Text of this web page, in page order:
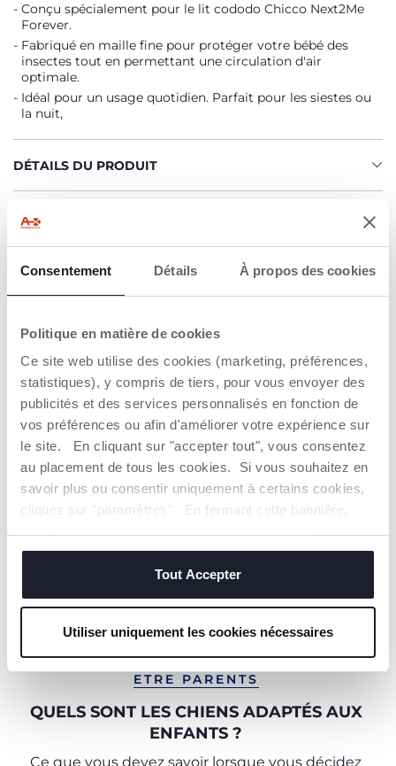
Consentement Détails À propos des cookies
Politique en matière de cookies
Ce site web utilise des cookies (marketing, préférences,
statistiques), y compris de tiers, pour vous envoyer des
publicités et des services personnalisés en fonction de
vos préférences ou afin d'améliorer votre expérience sur
le site. En cliquant sur "accepter tout", vous consentez
au placement de tous les cookies. Si vous souhaitez en
savoir plus ou consentir uniquement à certains cookies,
cliquez sur "paramètres". En fermant cette bannière,
techniques, qui sont essentiels au service demandé.
Tout Accepter
Utiliser uniquement les cookies nécessaires
Conçu spécialement pour le lit cododo Chicco Next2Me
Forever.
Fabriqué en maille fine pour protéger votre bébé des
insectes tout en permettant une circulation d'air
optimale.
Idéal pour un usage quotidien. Parfait pour les siestes ou
la nuit,
DÉTAILS DU PRODUIT
AVERTISSEMENTS ET INSTRUCTIONS
Trouver un Revendeur
NOS RECOMMANDATIONS
ETRE PARENTS
QUELS SONT LES CHIENS ADAPTÉS AUX
ENFANTS ?
Ce que vous devez savoir lorsque vous décidez